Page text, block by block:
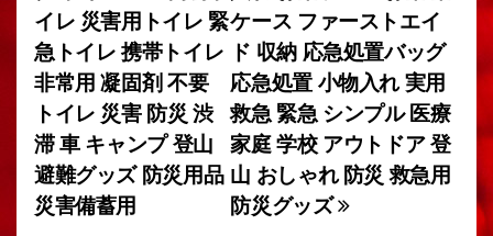
ゲ
ー
シ
ョ
ン
ケース ファーストエイ
ド 収納 応急処置バッグ
応急処置 小物入れ 実用
救急 緊急 シンプル 医療
家庭 学校 アウトドア 登
山 おしゃれ 防災 救急用
防災グッズ
イレ 災害用トイレ 緊
急トイレ 携帯トイレ
非常用 凝固剤 不要
トイレ 災害 防災 渋
滞 車 キャンプ 登山
避難グッズ 防災用品
災害備蓄用